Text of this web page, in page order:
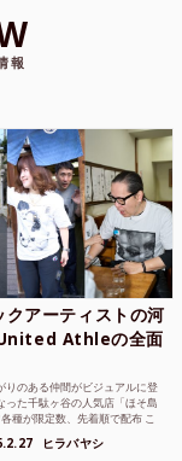
報
クアーティストの河
Athleの全面
りのある仲間がビジュアルに登
った千駄ヶ谷の人気店「ほそ島
種が限定数、先着順で配布 こ
ヒラバヤシ